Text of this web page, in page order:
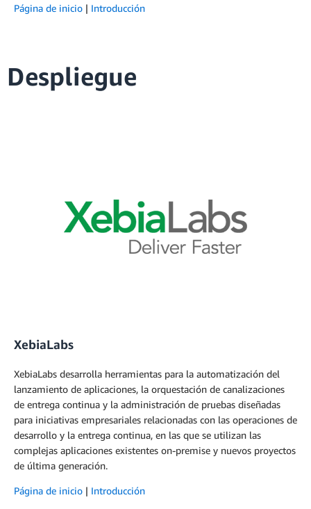
Página de inicio | Introducción
Despliegue
XebiaLabs
XebiaLabs desarrolla herramientas para la automatización del
lanzamiento de aplicaciones, la orquestación de canalizaciones
de entrega continua y la administración de pruebas diseñadas
para iniciativas empresariales relacionadas con las operaciones de
desarrollo y la entrega continua, en las que se utilizan las
complejas aplicaciones existentes on-premise y nuevos proyectos
de última generación.
Página de inicio | Introducción